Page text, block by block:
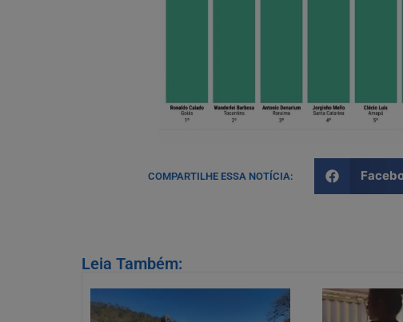
COMPARTILHE ESSA NOTÍCIA:
Leia Também: